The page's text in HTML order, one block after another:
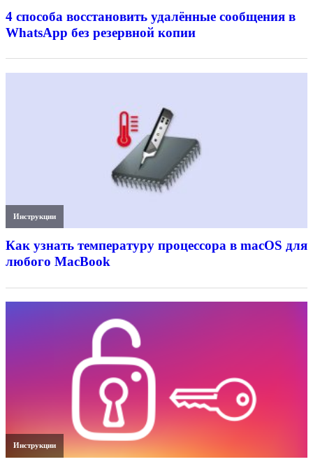
4 способа восстановить удалённые сообщения в
WhatsApp без резервной копии
Инструкции
Как узнать температуру процессора в macOS для
любого MacBook
Инструкции